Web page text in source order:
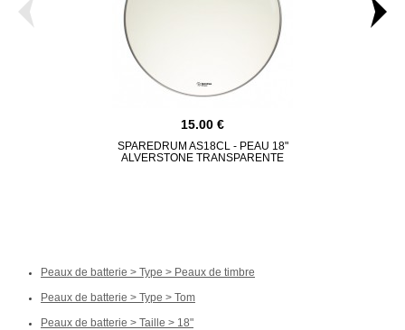
15.00
SPAREDRUM AS18CL - PEAU 18"
ALVERSTONE TRANSPARENTE
Peaux de batterie > Type > Peaux de timbre
Peaux de batterie > Type > Tom
Peaux de batterie > Taille > 18"